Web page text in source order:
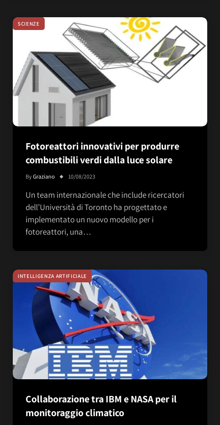
SCIENZE
Fotoreattori innovativi per produrre
combustibili verdi dalla luce solare
ByGraziano 10/08/2023
Un team internazionale che include ricercatori
dell’Università di Toronto ha progettato e
implementato un nuovo modello per i
fotoreattori, una…
INTELLIGENZA ARTIFICIALE
Collaborazione tra IBM e NASA per il
monitoraggio climatico